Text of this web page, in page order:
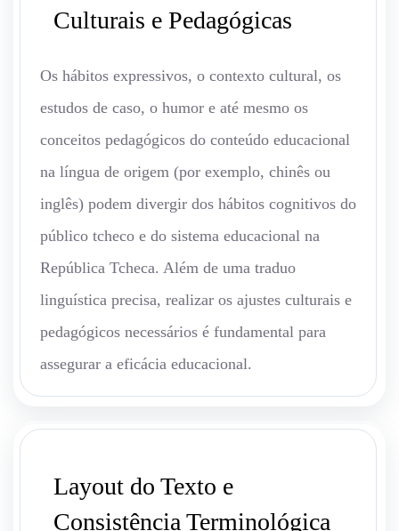
Culturais e Pedagógicas
Os hábitos expressivos, o contexto cultural, os
estudos de caso, o humor e até mesmo os
conceitos pedagógicos do conteúdo educacional
na língua de origem (por exemplo, chinês ou
inglês) podem divergir dos hábitos cognitivos do
público tcheco e do sistema educacional na
República Tcheca. Além de uma traduo
linguística precisa, realizar os ajustes culturais e
pedagógicos necessários é fundamental para
assegurar a eficácia educacional.
Layout do Texto e
Consistência Terminológica